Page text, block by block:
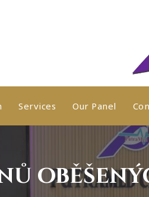
Services Our Panel